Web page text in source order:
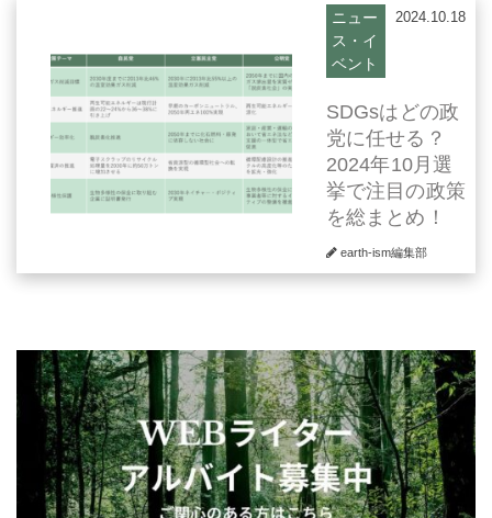
ニュー
ス・イ
ベント
2024.10.18
SDGsはどの政
党に任せる？
2024年10月選
挙で注目の政策
を総まとめ！
earth-ism編集部